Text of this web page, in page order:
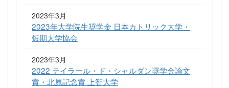
2023年3月
2023年大学院生奨学金 日本カトリック大学・
短期大学協会
2023年3月
2022 テイラール・ド・シャルダン奨学金論文
賞・北原記念賞 上智大学